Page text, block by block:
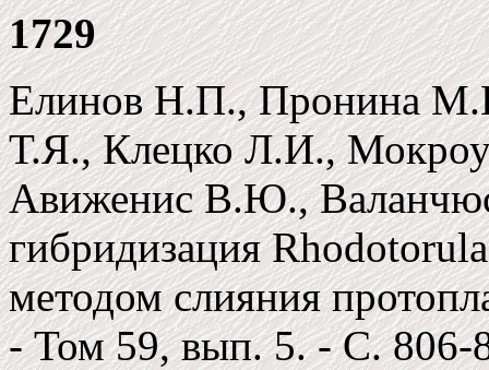
1729
Елинов Н.П., Пронина
Т.Я., Клецко Л.И.,
Авиженис В.Ю.,
гибридизация
методом слияния
- Том 59, вып. 5. - C. 806-